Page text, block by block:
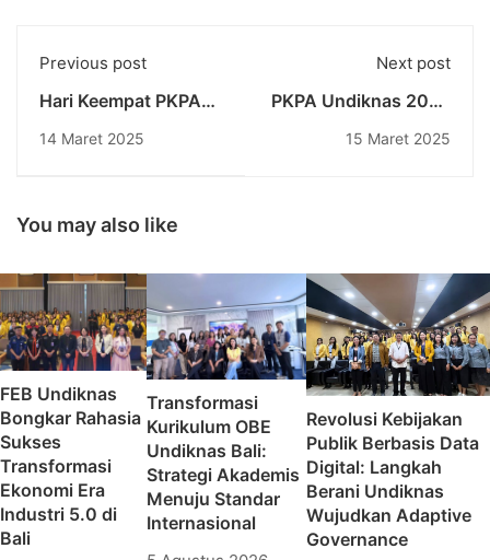
Previous post
Hari Keempat PKPA
Perdalam Kompetensi
Kontrak, dan Legal
14 Maret 2025
Next post
PKPA Undiknas 2025
Mantapkan
15 Maret 2025
You may also like
FEB Undiknas
Bongkar Rahasia
Sukses
Transformasi
Ekonomi Era
Industri 5.0 di
Bali
Transformasi
Kurikulum OBE
Undiknas Bali:
Strategi Akademis
Menuju Standar
Internasional
Revolusi Kebijakan
Publik Berbasis Data
Digital: Langkah
Berani Undiknas
Wujudkan Adaptive
Governance